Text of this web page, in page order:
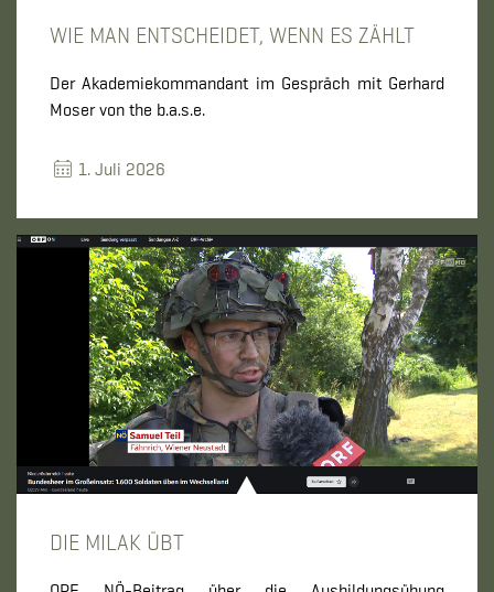
WIE MAN ENTSCHEIDET, WENN ES ZÄHLT
Der Akademiekommandant im Gespräch mit Gerhard
Moser von the b.a.s.e.
1. Juli 2026
DIE MILAK ÜBT